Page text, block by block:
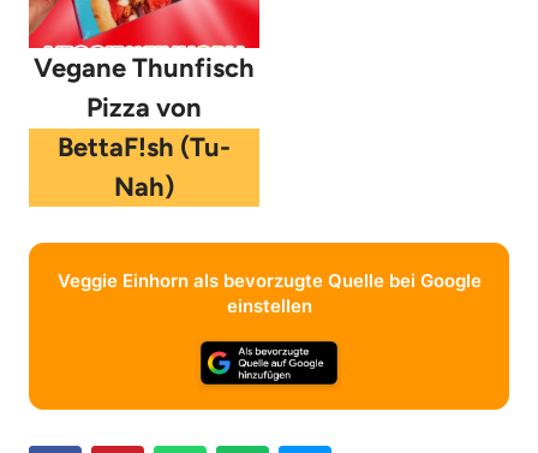
Vegane Thunfisch
Pizza von
BettaF!sh (Tu-
Nah)
Veggie Einhorn als bevorzugte Quelle bei Google
einstellen